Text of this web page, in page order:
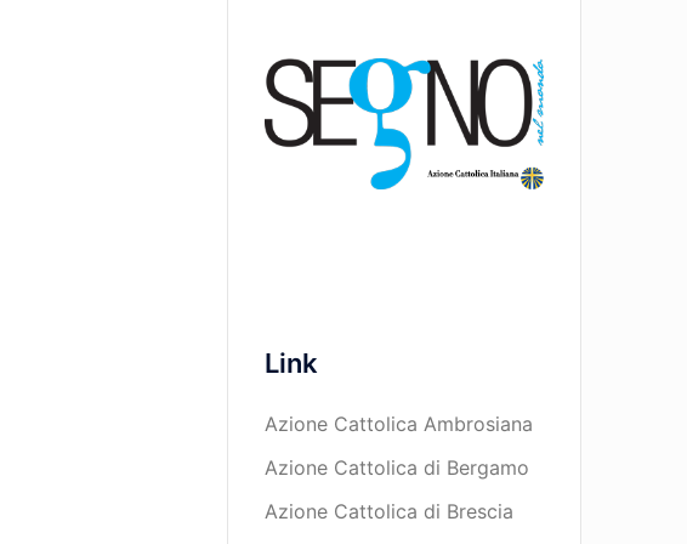
Link
Azione Cattolica Ambrosiana
Azione Cattolica di Bergamo
Azione Cattolica di Brescia